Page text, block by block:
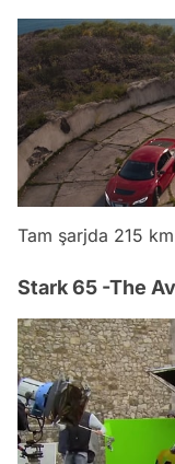
Tam şarjda 215
Stark 65 -The